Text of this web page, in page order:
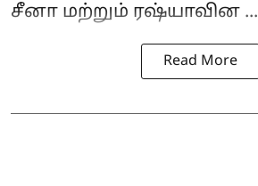
சீனா மற்றும் ரஷ்யாவின ...
Read More